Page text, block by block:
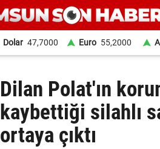
Dolar 47,7000 Euro 55,2000
Dilan Polat'ın
kaybettiği silahlı
ortaya çıktı